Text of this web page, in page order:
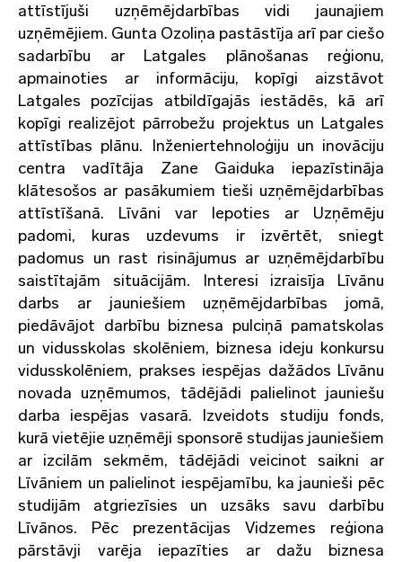
attīstījuši uzņēmējdarbības vidi jaunajiem
uzņēmējiem. Gunta Ozoliņa pastāstīja arī par ciešo
sadarbību ar Latgales plānošanas reģionu,
apmainoties ar informāciju, kopīgi aizstāvot
Latgales pozīcijas atbildīgajās iestādēs, kā arī
kopīgi realizējot pārrobežu projektus un Latgales
attīstības plānu. Inženiertehnoloģiju un inovāciju
centra vadītāja Zane Gaiduka iepazīstināja
klātesošos ar pasākumiem tieši uzņēmējdarbības
attīstīšanā. Līvāni var lepoties ar Uzņēmēju
padomi, kuras uzdevums ir izvērtēt, sniegt
padomus un rast risinājumus ar uzņēmējdarbību
saistītajām situācijām. Interesi izraisīja Līvānu
darbs ar jauniešiem uzņēmējdarbības jomā,
piedāvājot darbību biznesa pulciņā pamatskolas
un vidusskolas skolēniem, biznesa ideju konkursu
vidusskolēniem, prakses iespējas dažādos Līvānu
novada uzņēmumos, tādējādi palielinot jauniešu
darba iespējas vasarā. Izveidots studiju fonds,
kurā vietējie uzņēmēji sponsorē studijas jauniešiem
ar izcilām sekmēm, tādējādi veicinot saikni ar
Līvāniem un palielinot iespējamību, ka jaunieši pēc
studijām atgriezīsies un uzsāks savu darbību
Līvānos. Pēc prezentācijas Vidzemes reģiona
pārstāvji varēja iepazīties ar dažu biznesa